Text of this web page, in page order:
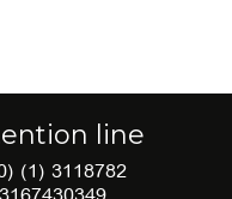
line
(1) 3118782